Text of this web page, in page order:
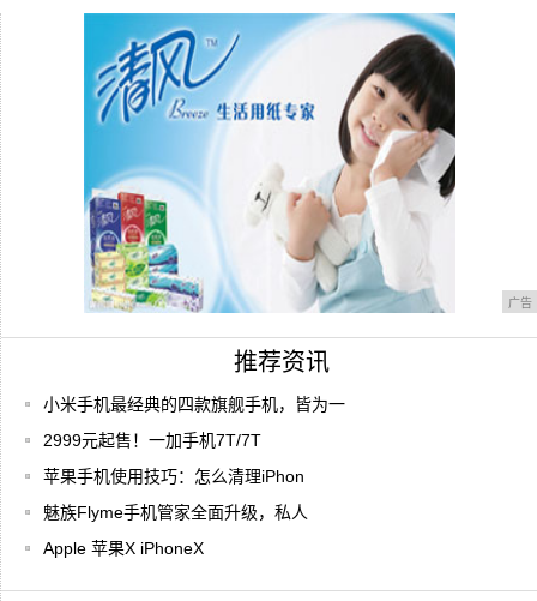
vivo X30 Pro上手体验：60倍超级
广告
推荐资讯
小米手机最经典的四款旗舰手机，皆为一
2999元起售！一加手机7T/7T
苹果手机使用技巧：怎么清理iPhon
魅族Flyme手机管家全面升级，私人
Apple 苹果X iPhoneX